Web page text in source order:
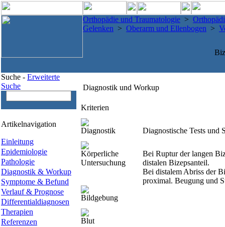
Orthopädie und Traumatologie >
Gelenken > Oberarm und Ellenbogen >
Suche - Erweiterte
Suche
Artikelnavigation
Einleitung
Epidemiologie
Pathologie
Diagnostik & Workup
Symptome & Befund
Verlauf & Prognose
Differentialdiagnosen
Therapien
Referenzen
Diagnostik und Workup
Kriterien
Diagnostik Diagnostische Tests und
Körperliche
Untersuchung
Bei Ruptur der langen
distalen Bizepsanteil.
Bei distalem Abriss der
proximal. Beugung und
Bildgebung
Blut